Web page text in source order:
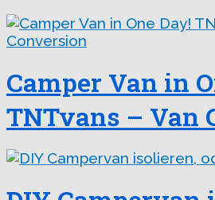
Camper Van in
TNTvans – Van